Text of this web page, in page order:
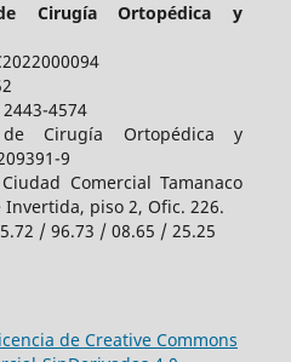
Cirugía Ortopédica y
4574
de Cirugía Ortopédica y
9
Comercial Tamanaco
Invertida, piso 2, Ofic. 226.
/ 96.73 / 08.65 / 25.25
de Creative Commons